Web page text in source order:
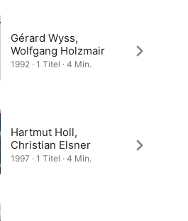
Gérard Wyss,
Wolfgang Holzmair
1992 · 1 Titel · 4 Min.
Hartmut Holl,
Christian Elsner
1997 · 1 Titel · 4 Min.